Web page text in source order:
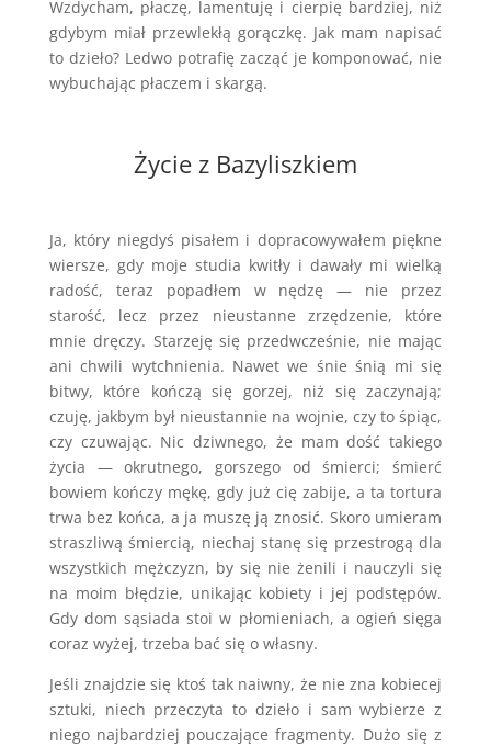
Wzdycham, płaczę, lamentuję i cierpię bardziej, niż
gdybym miał przewlekłą gorączkę. Jak mam napisać
to dzieło? Ledwo potrafię zacząć je komponować, nie
wybuchając płaczem i skargą.
Życie z Bazyliszkiem
Ja, który niegdyś pisałem i dopracowywałem piękne
wiersze, gdy moje studia kwitły i dawały mi wielką
radość, teraz popadłem w nędzę — nie przez
starość, lecz przez nieustanne zrzędzenie, które
mnie dręczy. Starzeję się przedwcześnie, nie mając
ani chwili wytchnienia. Nawet we śnie śnią mi się
bitwy, które kończą się gorzej, niż się zaczynają;
czuję, jakbym był nieustannie na wojnie, czy to śpiąc,
czy czuwając. Nic dziwnego, że mam dość takiego
życia — okrutnego, gorszego od śmierci; śmierć
bowiem kończy mękę, gdy już cię zabije, a ta tortura
trwa bez końca, a ja muszę ją znosić. Skoro umieram
straszliwą śmiercią, niechaj stanę się przestrogą dla
wszystkich mężczyzn, by się nie żenili i nauczyli się
na moim błędzie, unikając kobiety i jej podstępów.
Gdy dom sąsiada stoi w płomieniach, a ogień sięga
coraz wyżej, trzeba bać się o własny.
Jeśli znajdzie się ktoś tak naiwny, że nie zna kobiecej
sztuki, niech przeczyta to dzieło i sam wybierze z
niego najbardziej pouczające fragmenty. Dużo się z